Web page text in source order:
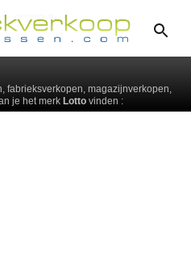
fabrieksverkopen, magazijnverkopen,
je het merk Lotto vinden :